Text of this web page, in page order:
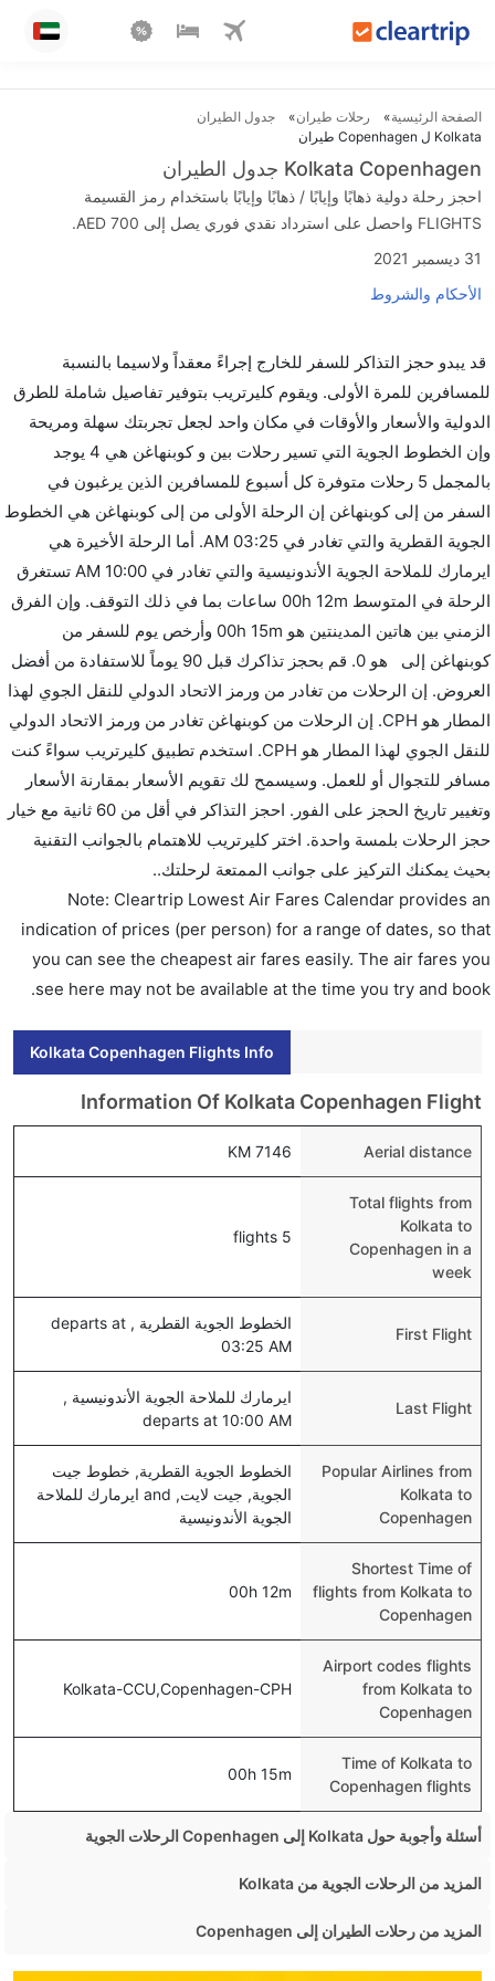
الصفحة الرئيسية رحلات طيران
جدول الطيران
Kolkata ل Copenhagen طيران
Kolkata Copenhagen جدول الطيران
احجز رحلة دولية ذهابًا وإيابًا / ذهابًا وإيابًا باستخدام رمز القسيمة
FLIGHTS واحصل على استرداد نقدي فوري يصل إلى AED 700.
31 ديسمبر 2021
الأحكام والشروط
قد يبدو حجز التذاكر للسفر للخارج إجراءً معقداً ولاسيما بالنسبة
للمسافرين للمرة الأولى. ويقوم كليرتريب بتوفير تفاصيل شاملة للطرق
الدولية والأسعار والأوقات في مكان واحد لجعل تجربتك سهلة ومريحة
وإن الخطوط الجوية التي تسير رحلات بين و كوبنهاغن هي 4 يوجد
بالمجمل 5 رحلات متوفرة كل أسبوع للمسافرين الذين يرغبون في
السفر من إلى كوبنهاغن إن الرحلة الأولى من إلى كوبنهاغن هي الخطوط
الجوية القطرية والتي تغادر في 03:25 AM. أما الرحلة الأخيرة هي
ايرمارك للملاحة الجوية الأندونيسية والتي تغادر في 10:00 AM تستغرق
الرحلة في المتوسط 00h 12m ساعات بما في ذلك التوقف. وإن الفرق
الزمني بين هاتين المدينتين هو 00h 15m وأرخص يوم للسفر من
كوبنهاغن إلى هو 0. قم بحجز تذاكرك قبل 90 يوماً للاستفادة من أفضل
العروض. إن الرحلات من تغادر من ورمز الاتحاد الدولي للنقل الجوي لهذا
المطار هو CPH. إن الرحلات من كوبنهاغن تغادر من ورمز الاتحاد الدولي
للنقل الجوي لهذا المطار هو CPH. استخدم تطبيق كليرتريب سواءً كنت
مسافر للتجوال أو للعمل. وسيسمح لك تقويم الأسعار بمقارنة الأسعار
وتغيير تاريخ الحجز على الفور. احجز التذاكر في أقل من 60 ثانية مع خيار
حجز الرحلات بلمسة واحدة. اختر كليرتريب للاهتمام بالجوانب التقنية
بحيث يمكنك التركيز على جوانب الممتعة لرحلتك..
Note: Cleartrip Lowest Air Fares Calendar provides an
indication of prices (per person) for a range of dates, so that
you can see the cheapest air fares easily. The air fares you
see here may not be available at the time you try and book.
Kolkata Copenhagen Flights Info
Information Of Kolkata Copenhagen Flight
Aerial distance
7146 KM
Total flights from
Kolkata to
Copenhagen in a
week
5 flights
First Flight
الخطوط الجوية القطرية , departs at
03:25 AM
Last Flight
ايرمارك للملاحة الجوية الأندونيسية ,
departs at 10:00 AM
Popular Airlines from
Kolkata to
Copenhagen
الخطوط الجوية القطرية, خطوط جيت
الجوية, جيت لايت, and ايرمارك للملاحة
الجوية الأندونيسية
Shortest Time of
flights from Kolkata to
Copenhagen
00h 12m
Airport codes flights
from Kolkata to
Copenhagen
Kolkata-CCU,Copenhagen-CPH
Time of Kolkata to
Copenhagen flights
00h 15m
أسئلة وأجوبة حول Kolkata إلى Copenhagen الرحلات الجوية
هل صحيح أن تستغرق وقتا أقل في رحلة مباشرة من
نعم. توفر كل من أسرع رحلات الطيران على هذا الطريق،
هل توفر شركات الطيران مساحة إضافية للنوم؟
المزيد من الرحلات الجوية من Kolkata
المزيد من رحلات الطيران إلى Copenhagen